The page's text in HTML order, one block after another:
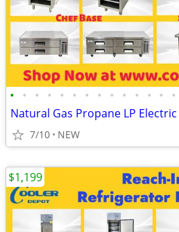
• • • • • • • • • • • • • •
7/10 NEW
$1,199